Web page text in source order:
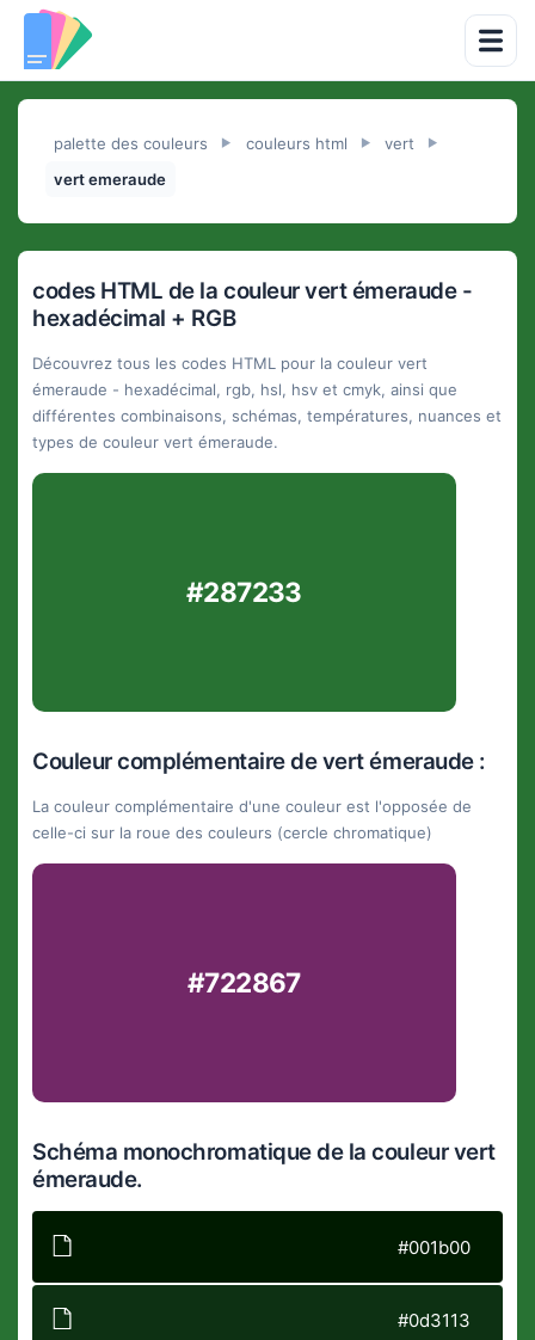
palette des couleurs ► couleurs html ► vert ►
vert emeraude
codes HTML de la couleur vert émeraude -
hexadécimal + RGB
Découvrez tous les codes HTML pour la couleur vert
émeraude - hexadécimal, rgb, hsl, hsv et cmyk, ainsi que
différentes combinaisons, schémas, températures, nuances et
types de couleur vert émeraude.
#287233
Couleur complémentaire de vert émeraude :
La couleur complémentaire d'une couleur est l'opposée de
celle-ci sur la roue des couleurs (cercle chromatique)
#722867
Schéma monochromatique de la couleur vert
émeraude.
#001b00
#0d3113